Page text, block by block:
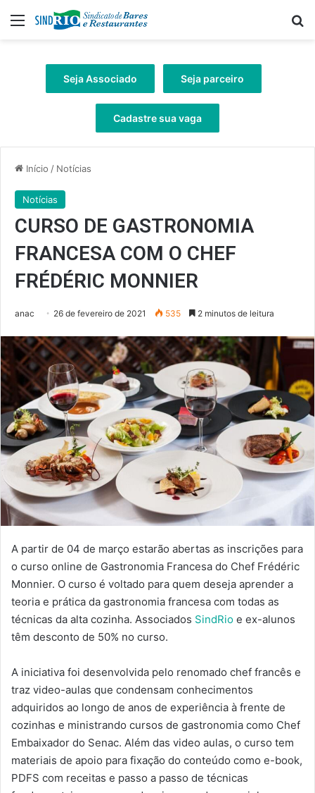
Menu
Seja Associado Seja parceiro
Cadastre sua vaga
Início / Notícias
Notícias
CURSO DE GASTRONOMIA
FRANCESA COM O CHEF
FRÉDÉRIC MONNIER
anac 26 de fevereiro de 2021 535 2 minutos de leitura
A partir de 04 de março estarão abertas as inscrições para
o curso online de Gastronomia Francesa do Chef Frédéric
Monnier. O curso é voltado para quem deseja aprender a
teoria e prática da gastronomia francesa com todas as
técnicas da alta cozinha. Associados SindRio e ex-alunos
têm desconto de 50% no curso.
A iniciativa foi desenvolvida pelo renomado chef francês e
traz video-aulas que condensam conhecimentos
adquiridos ao longo de anos de experiência à frente de
cozinhas e ministrando cursos de gastronomia como Chef
Embaixador do Senac. Além das video aulas, o curso tem
materiais de apoio para fixação do conteúdo como e-book,
PDFS com receitas e passo a passo de técnicas